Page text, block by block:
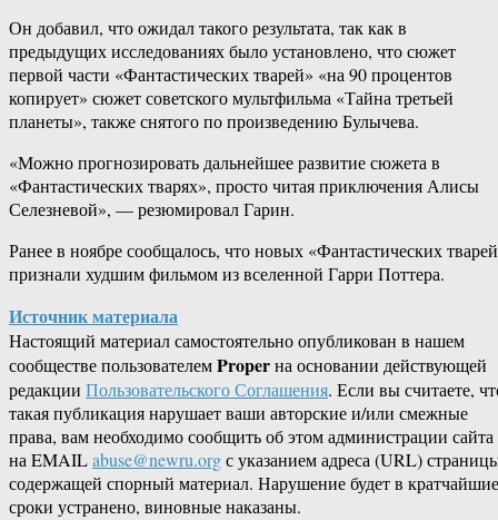
Он добавил, что ожидал такого результата, так как в
предыдущих исследованиях было установлено, что сюжет
первой части «Фантастических тварей» «на 90 процентов
копирует» сюжет советского мультфильма «Тайна третьей
планеты», также снятого по произведению Булычева.
«Можно прогнозировать дальнейшее развитие сюжета в
«Фантастических тварях», просто читая приключения Алисы
Селезневой», — резюмировал Гарин.
Ранее в ноябре сообщалось, что новых «Фантастических
признали худшим фильмом из вселенной Гарри Поттера.
Источник материала
Настоящий материал самостоятельно опубликован в нашем
сообществе пользователемProperна основании действующей
редакции Пользовательского Соглашения. Если вы считаете,
такая публикация нарушает ваши авторские и/или смежные
права, вам необходимо сообщить об этом администрации сайта
на EMAILabuse@newru.orgс указанием адреса (URL)
содержащей спорный материал. Нарушение будет в кратчайшие
сроки устранено, виновные наказаны.